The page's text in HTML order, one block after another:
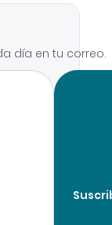
día en tu correo.